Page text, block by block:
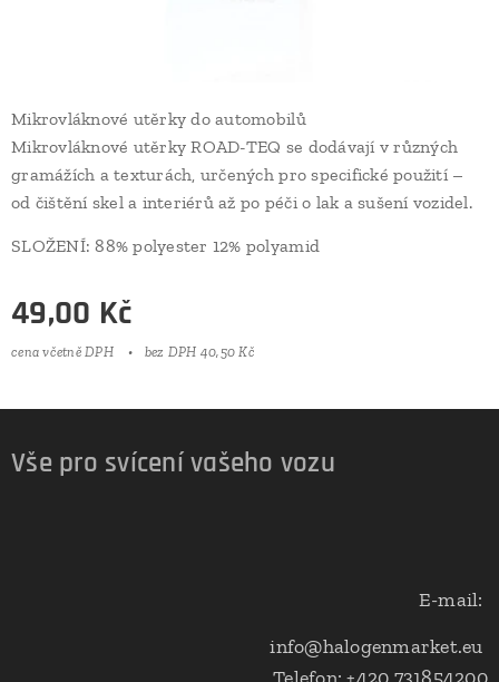
Mikrovláknové utěrky do automobilů
Mikrovláknové utěrky ROAD-TEQ se dodávají v různých
gramážích a texturách, určených pro specifické použití –
od čištění skel a interiérů až po péči o lak a sušení vozidel.
SLOŽENÍ:88% polyester 12% polyamid
49,00 Kč
cena včetně DPH bez DPH 40,50 Kč
Vše pro svícení vašeho vozu
E-mail:
info@halogenmarket.eu